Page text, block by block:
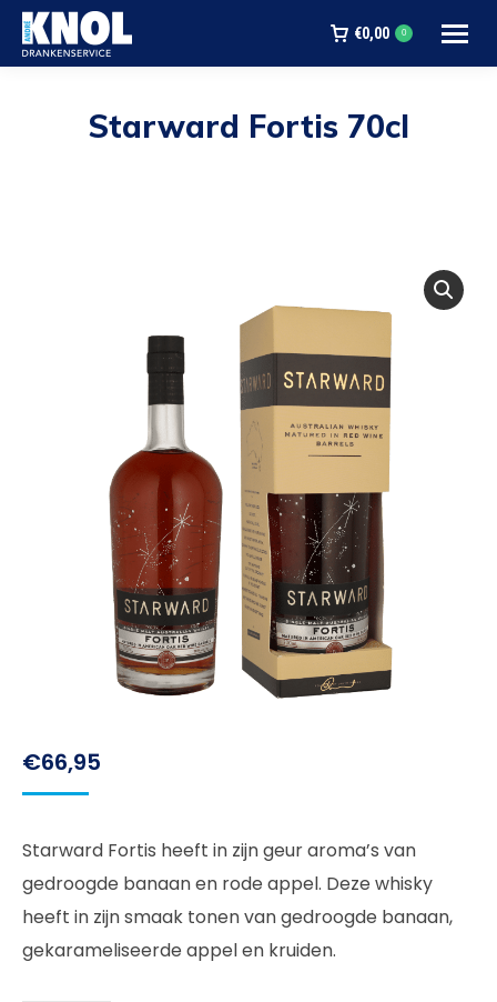
€0,00 0
Starward Fortis 70cl
€66,95
Starward Fortis heeft in zijn geur aroma’s van
gedroogde banaan en rode appel. Deze whisky
heeft in zijn smaak tonen van gedroogde banaan,
gekarameliseerde appel en kruiden.